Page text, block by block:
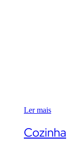
Ler mais
Cozinha